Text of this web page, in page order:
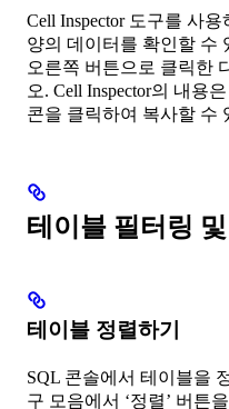
Cell Inspector 도구를 사
양의 데이터를 확인할 수
오른쪽 버튼으로 클릭한
오. Cell Inspector의 내용
콘을 클릭하여 복사할 수
테이블 필터링 및
테이블 정렬하기
SQL 콘솔에서 테이블을
구 모음에서 ‘정렬’ 버튼